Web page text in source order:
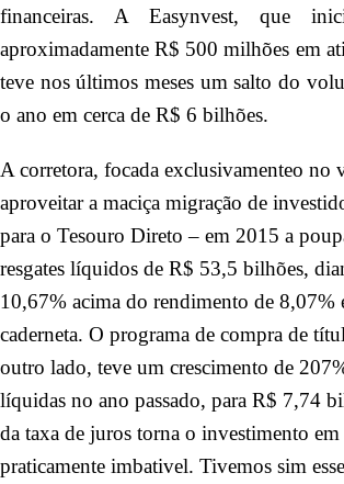
financeiras. A Easynvest, que
aproximadamente R$ 500 milhões em
teve nos últimos meses um salto do
o ano em cerca de R$ 6 bilhões.
A corretora, focada exclusivamenteo no
aproveitar a maciça migração de
para o Tesouro Direto – em 2015 a
resgates líquidos de R$ 53,5 bilhões,
10,67% acima do rendimento de 8,07%
caderneta. O programa de compra de
outro lado, teve um crescimento de
líquidas no ano passado, para R$ 7,74
da taxa de juros torna o investimento
praticamente imbativel. Tivemos sim